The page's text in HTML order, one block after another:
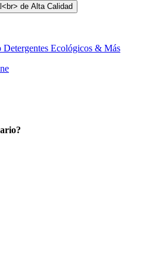
Detergentes Ecológicos & Más